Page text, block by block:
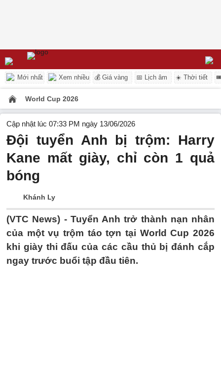
Mới nhất Xem nhiều 💰 Giá vàng 📅 Lịch âm ☀️ Thời tiết
World Cup 2026
Cập nhật lúc 07:33 PM ngày 13/06/2026
Đội tuyển Anh bị trộm: Harry
Kane mất giày, chỉ còn 1 quả
bóng
Khánh Ly
(VTC News) - Tuyển Anh trở thành nạn nhân
của một vụ trộm táo tợn tại World Cup 2026
khi giày thi đấu của các cầu thủ bị đánh cắp
ngay trước buổi tập đầu tiên.